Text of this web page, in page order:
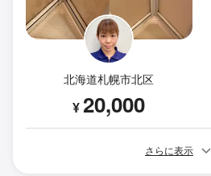
北海道札幌市北区
¥20,000
さらに表示